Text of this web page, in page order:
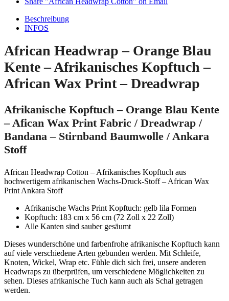
Beschreibung
INFOS
African Headwrap – Orange Blau
Kente – Afrikanisches Kopftuch –
African Wax Print – Dreadwrap
Afrikanische Kopftuch – Orange Blau Kente
– Afican Wax Print Fabric / Dreadwrap /
Bandana – Stirnband Baumwolle / Ankara
Stoff
African Headwrap Cotton – Afrikanisches Kopftuch aus
hochwertigem afrikanischen Wachs-Druck-Stoff – African Wax
Print Ankara Stoff
Afrikanische Wachs Print Kopftuch: gelb lila Formen
Kopftuch: 183 cm x 56 cm (72 Zoll x 22 Zoll)
Alle Kanten sind sauber gesäumt
Dieses wunderschöne und farbenfrohe afrikanische Kopftuch kann
auf viele verschiedene Arten gebunden werden. Mit Schleife,
Knoten, Wickel, Wrap etc. Fühle dich sich frei, unsere anderen
Headwraps zu überprüfen, um verschiedene Möglichkeiten zu
sehen. Dieses afrikanische Tuch kann auch als Schal getragen
werden.